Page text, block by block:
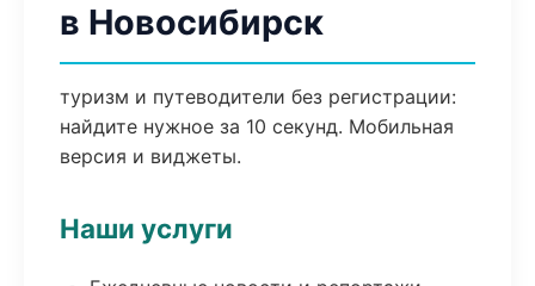
в Новосибирск
туризм и путеводители без регистрации:
найдите нужное за 10 секунд. Мобильная
версия и виджеты.
Наши услуги